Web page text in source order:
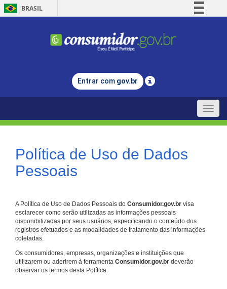
BRASIL
Comunica BR
Legislação
Entrar com gov.br
Toggle
Política de Uso de Dados
Pessoais
A Política de Uso de Dados Pessoais do Consumidor.gov.br visa
esclarecer como serão utilizadas as informações pessoais
disponibilizadas por seus usuários, especificando o conteúdo dos
registros efetuados e as modalidades de tratamento das informações
coletadas.
Os consumidores, empresas, organizações e instituições que
utilizarem ou aderirem à ferramenta Consumidor.gov.br deverão
observar os termos desta Política.